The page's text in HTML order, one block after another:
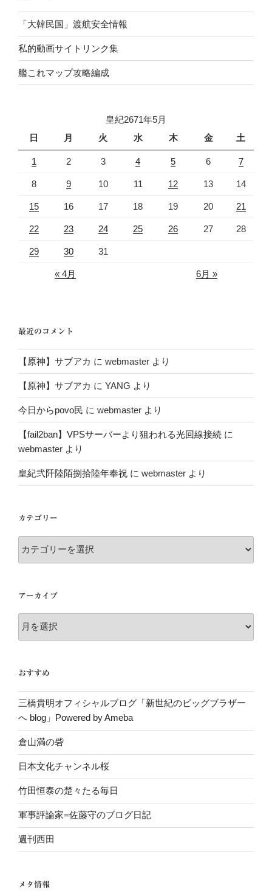
「大韓民国」渡航安全情報
私的動画サイトリンク集
艦これマップ攻略編成
皇紀2671年5月
日
月 火 水 木 金 土
1 2 3 4 5 6 7
8 9 10 11 12 13 14
15 16 17 18 19 20 21
22 23 24 25 26 27 28
29 30 31
« 4月 6月 »
最近のコメント
【原神】サブアカ に webmaster より
【原神】サブアカ に YANG より
今日からpovo民 に webmaster より
【fail2ban】VPSサーバーより狙われる光回線接続 に
webmaster より
皇紀弐阡陸陌捌拾陸年奉祝 に webmaster より
カテゴリー
テ
ー
アーカイブ
ー
ブ
おすすめ
三橋貴明オフィシャルブログ「新世紀のビッグブラザー
へ blog」Powered by Ameba
倉山満の砦
日本文化チャンネル桜
竹田恒泰の楚々たる毎日
軍事評論家=佐藤守のブログ日記
週刊西田
メタ情報